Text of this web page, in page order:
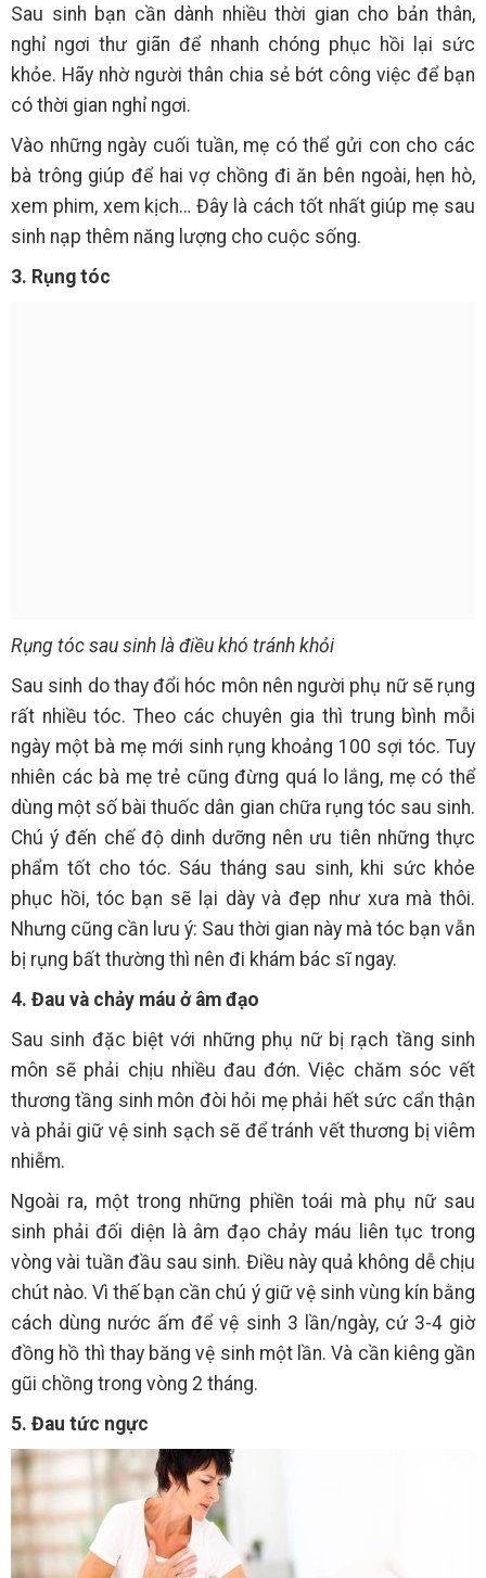
Sau sinh bạn cần dành nhiều thời gian cho bản thân,
nghỉ ngơi thư giãn để nhanh chóng phục hồi lại sức
khỏe. Hãy nhờ người thân chia sẻ bớt công việc để bạn
có thời gian nghỉ ngơi.
Vào những ngày cuối tuần, mẹ có thể gửi con cho các
bà trông giúp để hai vợ chồng đi ăn bên ngoài, hẹn hò,
xem phim, xem kịch… Đây là cách tốt nhất giúp mẹ sau
sinh nạp thêm năng lượng cho cuộc sống.
3. Rụng tóc
Rụng tóc sau sinh là điều khó tránh khỏi
Sau sinh do thay đổi hóc môn nên người phụ nữ sẽ rụng
rất nhiều tóc. Theo các chuyên gia thì trung bình mỗi
ngày một bà mẹ mới sinh rụng khoảng 100 sợi tóc. Tuy
nhiên các bà mẹ trẻ cũng đừng quá lo lắng, mẹ có thể
dùng một số bài thuốc dân gian chữa rụng tóc sau sinh.
Chú ý đến chế độ dinh dưỡng nên ưu tiên những thực
phẩm tốt cho tóc. Sáu tháng sau sinh, khi sức khỏe
phục hồi, tóc bạn sẽ lại dày và đẹp như xưa mà thôi.
Nhưng cũng cần lưu ý: Sau thời gian này mà tóc bạn vẫn
bị rụng bất thường thì nên đi khám bác sĩ ngay.
4. Đau và chảy máu ở âm đạo
Sau sinh đặc biệt với những phụ nữ bị rạch tầng sinh
môn sẽ phải chịu nhiều đau đớn. Việc chăm sóc vết
thương tầng sinh môn đòi hỏi mẹ phải hết sức cẩn thận
và phải giữ vệ sinh sạch sẽ để tránh vết thương bị viêm
nhiễm.
Ngoài ra, một trong những phiền toái mà phụ nữ sau
sinh phải đối diện là âm đạo chảy máu liên tục trong
vòng vài tuần đầu sau sinh. Điều này quả không dễ chịu
chút nào. Vì thế bạn cần chú ý giữ vệ sinh vùng kín bằng
cách dùng nước ấm để vệ sinh 3 lần/ngày, cứ 3-4 giờ
đồng hồ thì thay băng vệ sinh một lần. Và cần kiêng gần
gũi chồng trong vòng 2 tháng.
5. Đau tức ngực